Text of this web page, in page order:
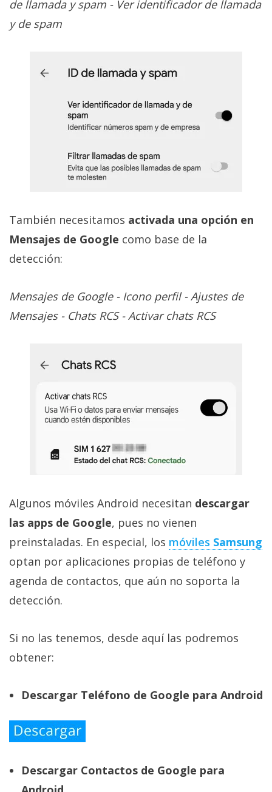
de llamada y spam - Ver identificador de llamada
y de spam
También necesitamos activada una opción en
Mensajes de Google como base de la
detección:
Mensajes de Google - Icono perfil - Ajustes de
Mensajes - Chats RCS - Activar chats RCS
Algunos móviles Android necesitan descargar
las apps de Google, pues no vienen
preinstaladas. En especial, los móviles Samsung
optan por aplicaciones propias de teléfono y
agenda de contactos, que aún no soporta la
detección.
Si no las tenemos, desde aquí las podremos
obtener:
Descargar Teléfono de Google para Android
Descargar Contactos de Google para